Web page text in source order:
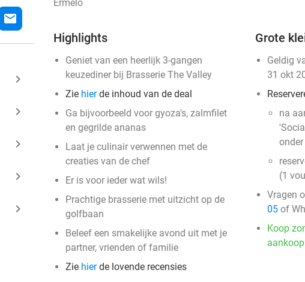
mail
keyboard_arrow_right
keyboard_arrow_right
keyboard_arrow_right
keyboard_arrow_right
keyboard_arrow_right
Ermelo
Highlights
Geniet van een heerlijk 3-gangen
keuzediner bij Brasserie The Valley
Zie hierde inhoud van de deal
Ga bijvoorbeeld voor gyoza's, zalmfilet
en gegrilde ananas
Laat je culinair verwennen met de
creaties van de chef
Er is voor ieder wat wils!
Prachtige brasserie met uitzicht op de
golfbaan
Beleef een smakelijke avond uit met je
partner, vrienden of familie
Zie hierde lovende recensies
Grote
Geldig
31 okt
na
(1
Vragen
05 of
Koop